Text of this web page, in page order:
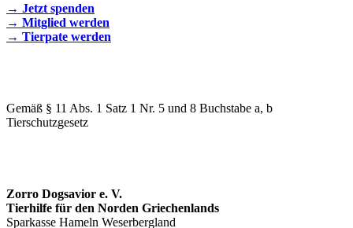
→ Jetzt spenden
→ Mitglied werden
→ Tierpate werden
Gemäß § 11 Abs. 1 Satz 1 Nr. 5 und 8 Buchstabe a, b
Tierschutzgesetz
Zorro Dogsavior e. V.
Tierhilfe für den Norden Griechenlands
Sparkasse Hameln Weserbergland